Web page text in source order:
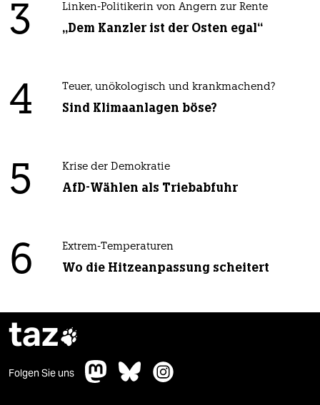
3 Linken-Politikerin von Angern zur Rente
„Dem Kanzler ist der Osten egal“
4 Teuer, unökologisch und krankmachend?
Sind Klimaanlagen böse?
5 Krise der Demokratie
AfD-Wählen als Triebabfuhr
6 Extrem-Temperaturen
Wo die Hitzeanpassung scheitert
taz
Folgen Sie uns